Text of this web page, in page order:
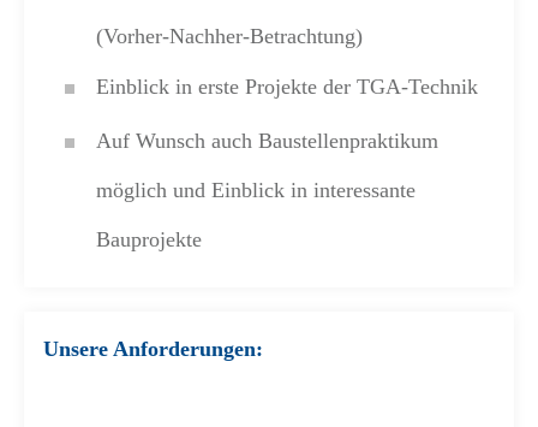
(Vorher-Nachher-Betrachtung)
Einblick in erste Projekte der TGA-Technik
Auf Wunsch auch Baustellenpraktikum
möglich und Einblick in interessante
Bauprojekte
Unsere Anforderungen: